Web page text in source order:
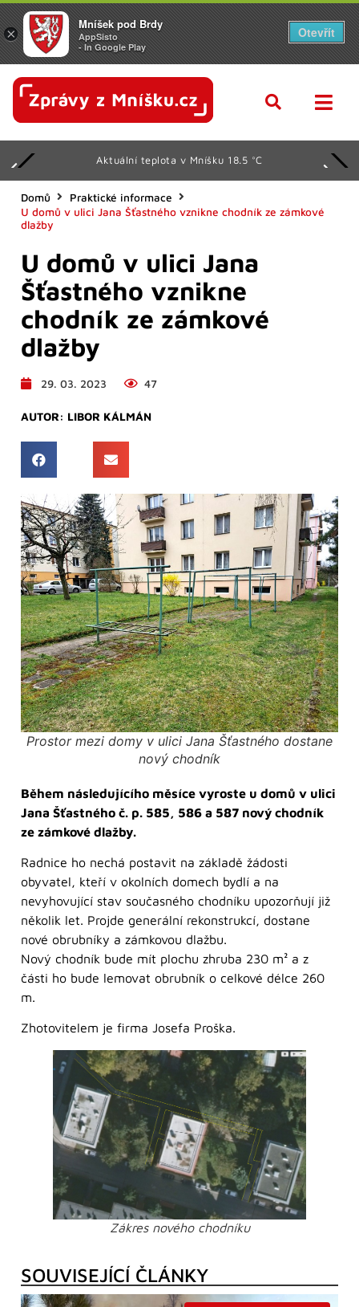
Aktuální teplota v Mníšku 18.5 °C
Domů
Praktické informace
U domů v ulici Jana Šťastného vznikne chodník ze zámkové
dlažby
U domů v ulici Jana
Šťastného vznikne
chodník ze zámkové
dlažby
29. 03. 2023 47
AUTOR: LIBOR KÁLMÁN
Prostor mezi domy v ulici Jana Šťastného dostane
nový chodník
Během následujícího měsíce vyroste u domů v ulici
Jana Šťastného č. p. 585, 586 a 587 nový chodník
ze zámkové dlažby.
Radnice ho nechá postavit na základě žádosti
obyvatel, kteří v okolních domech bydlí a na
nevyhovující stav současného chodníku upozorňují již
několik let. Projde generální rekonstrukcí, dostane
nové obrubníky a zámkovou dlažbu.
Nový chodník bude mít plochu zhruba 230 m² a z
části ho bude lemovat obrubník o celkové délce 260
m.
Zhotovitelem je firma Josefa Proška.
Zákres nového chodníku
SOUVISEJÍCÍ ČLÁNKY
×
Mníšek pod Brdy
AppSisto
- In Google Play
Otevřít